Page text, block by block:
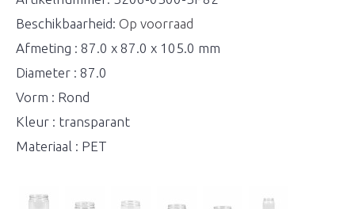
Beschikbaarheid: Op voorraad
Afmeting : 87.0 x 87.0 x 105.0 mm
Diameter : 87.0
Vorm : Rond
Kleur : transparant
Materiaal : PET